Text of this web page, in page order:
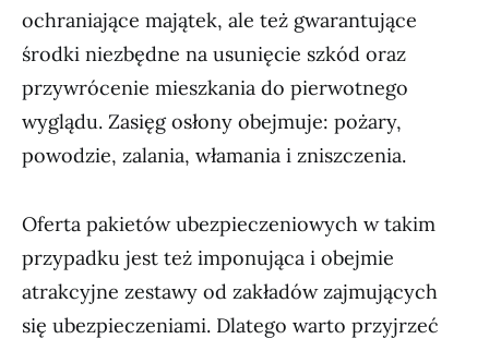
ochraniające majątek, ale też gwarantujące
środki niezbędne na usunięcie szkód oraz
przywrócenie mieszkania do pierwotnego
wyglądu. Zasięg osłony obejmuje: pożary,
powodzie, zalania, włamania i zniszczenia.
Oferta pakietów ubezpieczeniowych w takim
przypadku jest też imponująca i obejmie
atrakcyjne zestawy od zakładów zajmujących
się ubezpieczeniami. Dlatego warto przyjrzeć